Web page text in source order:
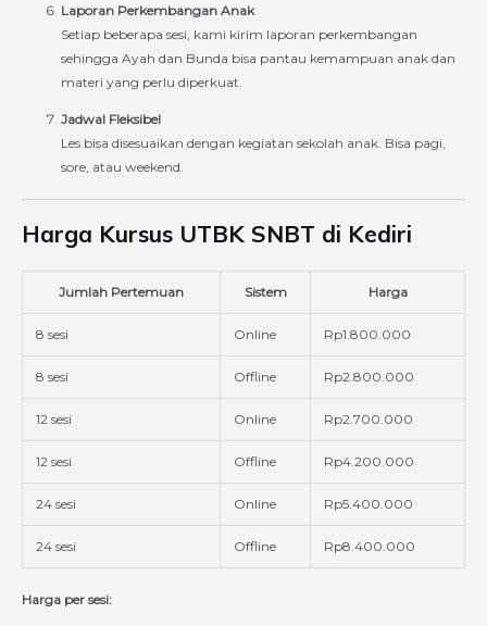
Laporan Perkembangan Anak
Setiap beberapa sesi, kami kirim laporan perkembangan
sehingga Ayah dan Bunda bisa pantau kemampuan anak dan
materi yang perlu diperkuat.
Jadwal Fleksibel
Les bisa disesuaikan dengan kegiatan sekolah anak. Bisa pagi,
sore, atau weekend.
Harga Kursus UTBK SNBT di Kediri
Jumlah Pertemuan Sistem Harga
8 sesi Online Rp1.800.000
8 sesi Offline Rp2.800.000
12 sesi Online Rp2.700.000
12 sesi Offline Rp4.200.000
24 sesi Online Rp5.400.000
24 sesi Offline Rp8.400.000
Harga per sesi: